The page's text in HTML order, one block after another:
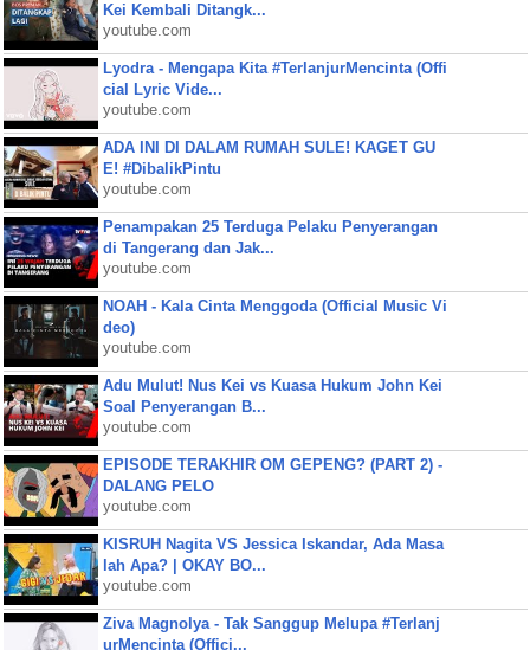
Kei Kembali Ditangk...
youtube.com
Lyodra - Mengapa Kita #TerlanjurMencinta (Offi
cial Lyric Vide...
youtube.com
ADA INI DI DALAM RUMAH SULE! KAGET GU
E! #DibalikPintu
youtube.com
Penampakan 25 Terduga Pelaku Penyerangan
di Tangerang dan Jak...
youtube.com
NOAH - Kala Cinta Menggoda (Official Music Vi
deo)
youtube.com
Adu Mulut! Nus Kei vs Kuasa Hukum John Kei
Soal Penyerangan B...
youtube.com
EPISODE TERAKHIR OM GEPENG? (PART 2) -
DALANG PELO
youtube.com
KISRUH Nagita VS Jessica Iskandar, Ada Masa
lah Apa? | OKAY BO...
youtube.com
Ziva Magnolya - Tak Sanggup Melupa #Terlanj
urMencinta (Offici...